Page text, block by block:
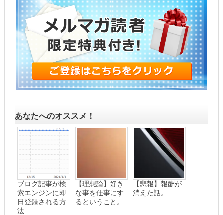
あなたへのオススメ！
ブログ記事が検
索エンジンに即
日登録される方
法
【理想論】好き
な事を仕事にす
るということ。
【悲報】報酬が
消えた話。